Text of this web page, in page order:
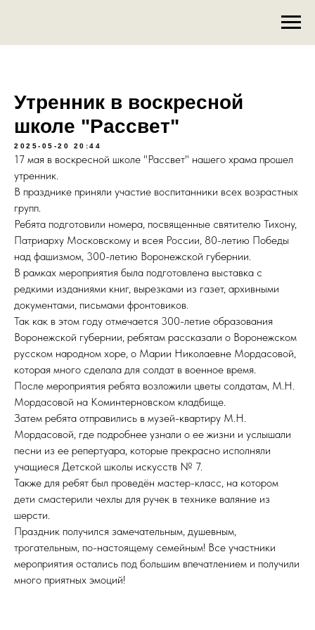
Утренник в воскресной
школе "Рассвет"
2025-05-20 20:44
17 мая в воскресной школе "Рассвет" нашего храма прошел
утренник.
В празднике приняли участие воспитанники всех возрастных
групп.
Ребята подготовили номера, посвященные святителю Тихону,
Патриарху Московскому и всея России, 80-летию Победы
над фашизмом, 300-летию Воронежской губернии.
В рамках мероприятия была подготовлена выставка с
редкими изданиями книг, вырезками из газет, архивными
документами, письмами фронтовиков.
Так как в этом году отмечается 300-летие образования
Воронежской губернии, ребятам рассказали о Воронежском
русском народном хоре, о Марии Николаевне Мордасовой,
которая много сделала для солдат в военное время.
После мероприятия ребята возложили цветы солдатам, М.Н.
Мордасовой на Коминтерновском кладбище.
Затем ребята отправились в музей-квартиру М.Н.
Мордасовой, где подробнее узнали о ее жизни и услышали
песни из ее репертуара, которые прекрасно исполняли
учащиеся Детской школы искусств № 7.
Также для ребят был проведён мастер-класс, на котором
дети смастерили чехлы для ручек в технике валяние из
шерсти.
Праздник получился замечательным, душевным,
трогательным, по-настоящему семейным! Все участники
мероприятия остались под большим впечатлением и получили
много приятных эмоций!